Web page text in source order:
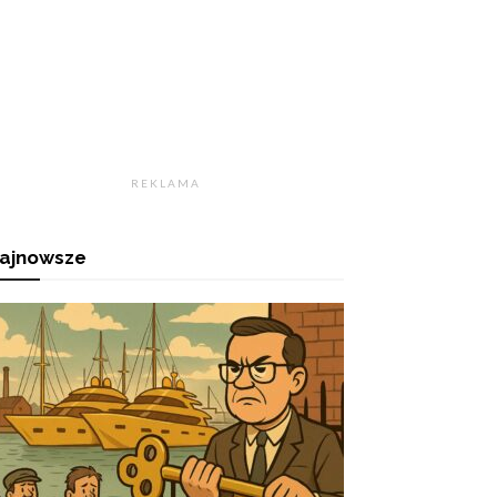
R E K L A M A